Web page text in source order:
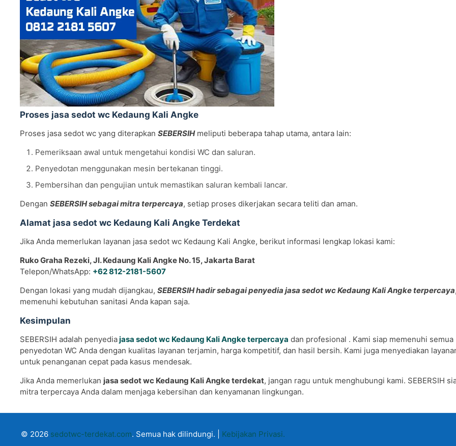
Proses jasa sedot wc Kedaung Kali Angke
Proses jasa sedot wc yang diterapkan SEBERSIHmeliputi beberapa tahap utama, antara lain:
Pemeriksaan awal untuk mengetahui kondisi WC dan saluran.
Penyedotan menggunakan mesin bertekanan tinggi.
Pembersihan dan pengujian untuk memastikan saluran kembali lancar.
Dengan SEBERSIH sebagai mitra terpercaya, setiap proses dikerjakan secara teliti dan aman.
Alamat jasa sedot wc Kedaung Kali Angke Terdekat
Jika Anda memerlukan layanan jasa sedot wc Kedaung Kali Angke, berikut informasi lengkap lokasi kami:
Ruko Graha Rezeki, Jl. Kedaung Kali Angke No. 15, Jakarta Barat
Telepon/WhatsApp: +62 812-2181-5607
Dengan lokasi yang mudah dijangkau, SEBERSIH hadir sebagai penyedia jasa sedot wc Kedaung Kali Angke terpercaya
memenuhi kebutuhan sanitasi Anda kapan saja.
Kesimpulan
SEBERSIH adalah penyediajasa sedot wc Kedaung Kali Angke terpercaya dan profesional . Kami siap memenuhi
penyedotan WC Anda dengan kualitas layanan terjamin, harga kompetitif, dan hasil bersih. Kami juga menyediakan
untuk penanganan cepat pada kasus mendesak.
Jika Anda memerlukan jasa sedot wc Kedaung Kali Angke terdekat, jangan ragu untuk menghubungi kami. SEBERSIH
mitra terpercaya Anda dalam menjaga kebersihan dan kenyamanan lingkungan.
© 2026 sedotwc-terdekat.com. Semua hak dilindungi. | Kebijakan Privasi.